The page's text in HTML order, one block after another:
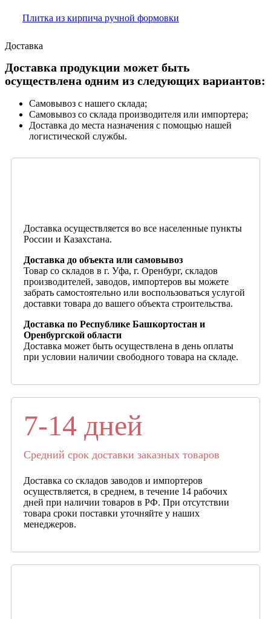
Плитка из кирпича ручной формовки
Доставка
Доставка продукции может быть
осуществлена одним из следующих вариантов:
Самовывоз с нашего склада;
Самовывоз со склада производителя или импортера;
Доставка до места назначения с помощью нашей
логистической службы.
Доставка осуществляется во все населенные пункты
России и Казахстана.
Доставка до объекта или самовывоз
Товар со складов в г. Уфа, г. Оренбург, складов
производителей, заводов, импортеров вы можете
забрать самостоятельно или воспользоваться услугой
доставки товара до вашего объекта строительства.
Доставка по Республике Башкортостан и
Оренбургской области
Доставка может быть осуществлена в день оплаты
при условии наличии свободного товара на складе.
7-14 дней
Средний срок доставки заказных товаров
Доставка со складов заводов и импортеров
осуществляется, в среднем, в течение 14 рабочих
дней при наличии товаров в РФ. При отсутствии
товара сроки поставки уточняйте у наших
менеджеров.